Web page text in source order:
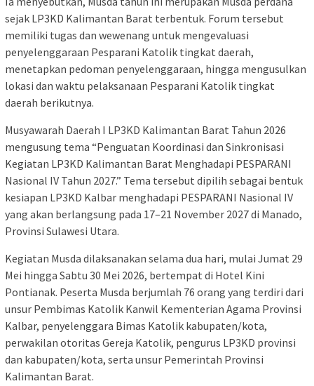
sejak LP3KD Kalimantan Barat terbentuk. Forum tersebut
memiliki tugas dan wewenang untuk mengevaluasi
penyelenggaraan Pesparani Katolik tingkat daerah,
menetapkan pedoman penyelenggaraan, hingga mengusulkan
lokasi dan waktu pelaksanaan Pesparani Katolik tingkat
daerah berikutnya.
Musyawarah Daerah I LP3KD Kalimantan Barat Tahun 2026
mengusung tema “Penguatan Koordinasi dan Sinkronisasi
Kegiatan LP3KD Kalimantan Barat Menghadapi PESPARANI
Nasional IV Tahun 2027.” Tema tersebut dipilih sebagai bentuk
kesiapan LP3KD Kalbar menghadapi PESPARANI Nasional IV
yang akan berlangsung pada 17–21 November 2027 di Manado,
Provinsi Sulawesi Utara.
Kegiatan Musda dilaksanakan selama dua hari, mulai Jumat 29
Mei hingga Sabtu 30 Mei 2026, bertempat di Hotel Kini
Pontianak. Peserta Musda berjumlah 76 orang yang terdiri dari
unsur Pembimas Katolik Kanwil Kementerian Agama Provinsi
Kalbar, penyelenggara Bimas Katolik kabupaten/kota,
perwakilan otoritas Gereja Katolik, pengurus LP3KD provinsi
dan kabupaten/kota, serta unsur Pemerintah Provinsi
Kalimantan Barat.